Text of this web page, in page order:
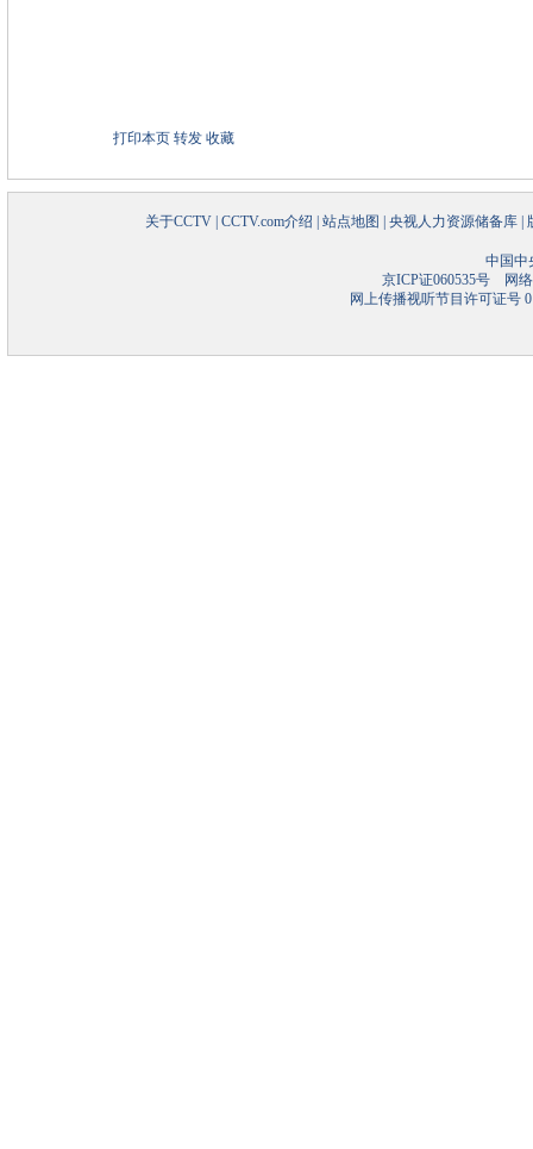
打印本页 转发 收藏
关于CCTV CCTV.com介绍 站点地图 央视人力资源储备库
中国中
京ICP证060535号网络
网上传播视听节目许可证号